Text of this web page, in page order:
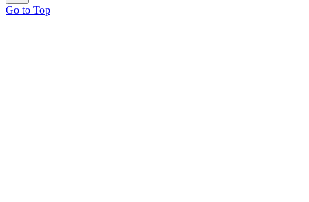
Go to Top